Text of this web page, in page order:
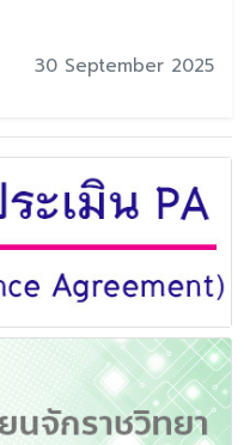
30 September 2025